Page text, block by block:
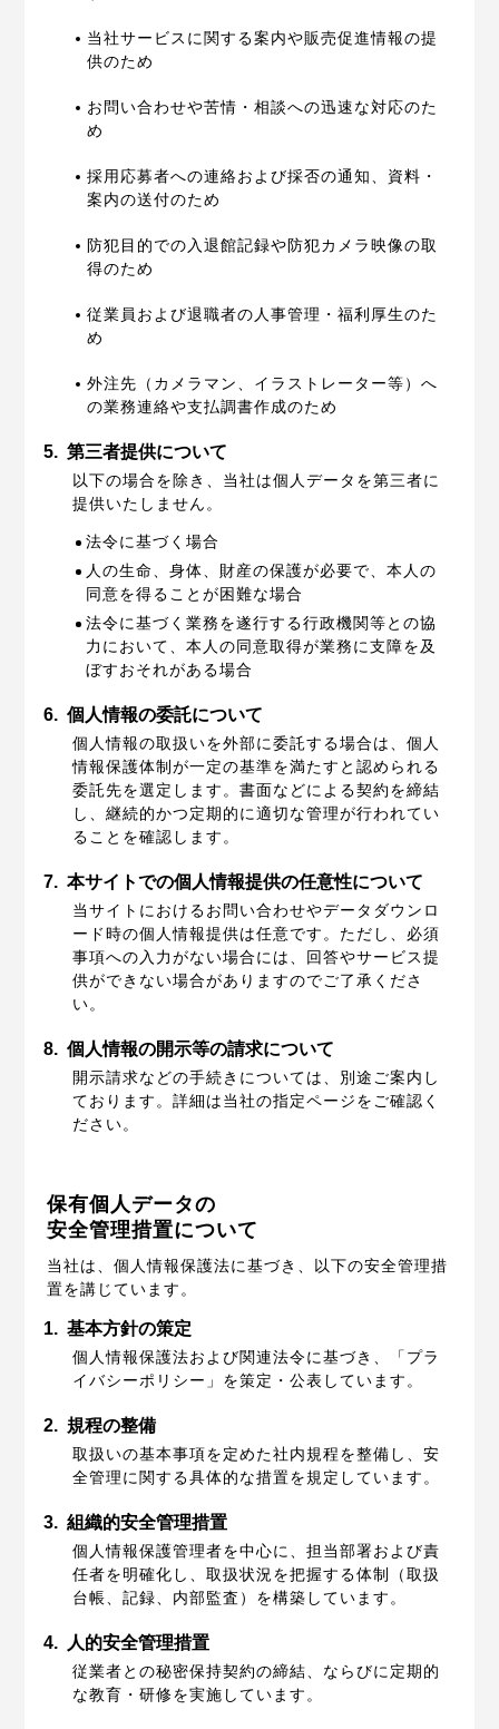
当社サービスに関する案内や販売促進情報の提
供のため
お問い合わせや苦情・相談への迅速な対応のた
め
採用応募者への連絡および採否の通知、資料・
案内の送付のため
防犯目的での入退館記録や防犯カメラ映像の取
得のため
従業員および退職者の人事管理・福利厚生のた
め
外注先（カメラマン、イラストレーター等）へ
の業務連絡や支払調書作成のため
5. 第三者提供について
以下の場合を除き、当社は個人データを第三者に
提供いたしません。
法令に基づく場合
人の生命、身体、財産の保護が必要で、本人の
同意を得ることが困難な場合
法令に基づく業務を遂行する行政機関等との協
力において、本人の同意取得が業務に支障を及
ぼすおそれがある場合
6. 個人情報の委託について
個人情報の取扱いを外部に委託する場合は、個人
情報保護体制が一定の基準を満たすと認められる
委託先を選定します。書面などによる契約を締結
し、継続的かつ定期的に適切な管理が行われてい
ることを確認します。
7. 本サイトでの個人情報提供の任意性について
当サイトにおけるお問い合わせやデータダウンロ
ード時の個人情報提供は任意です。ただし、必須
事項への入力がない場合には、回答やサービス提
供ができない場合がありますのでご了承くださ
い。
8. 個人情報の開示等の請求について
開示請求などの手続きについては、別途ご案内し
ております。詳細は当社の指定ページをご確認く
ださい。
保有個人データの
安全管理措置について
当社は、個人情報保護法に基づき、以下の安全管理措
置を講じています。
1. 基本方針の策定
個人情報保護法および関連法令に基づき、「プラ
イバシーポリシー」を策定・公表しています。
2. 規程の整備
取扱いの基本事項を定めた社内規程を整備し、安
全管理に関する具体的な措置を規定しています。
3. 組織的安全管理措置
個人情報保護管理者を中心に、担当部署および責
任者を明確化し、取扱状況を把握する体制（取扱
台帳、記録、内部監査）を構築しています。
4. 人的安全管理措置
従業者との秘密保持契約の締結、ならびに定期的
な教育・研修を実施しています。